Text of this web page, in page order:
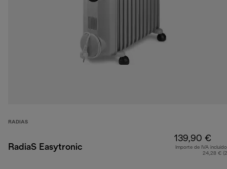
RADIAS
RadiaS Easytronic
139,90 €
Importe de IVA
24,28 €